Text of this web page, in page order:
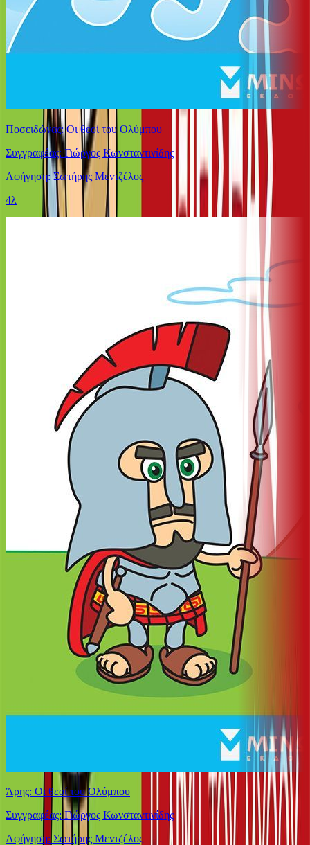
Ποσειδώνας: Οι θεοί του Ολύμπου
Συγγραφέας: Γιώργος Κωνσταντινίδης
Αφήγηση: Σωτήρης Μεντζέλος
4λ
Άρης: Οι θεοί του Ολύμπου
Συγγραφέας: Γιώργος Κωνσταντινίδης
Αφήγηση: Σωτήρης Μεντζέλος